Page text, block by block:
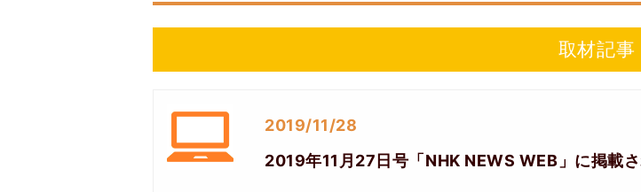
取材記事
2019/11/28
2019年11月27日号「NHK NEWS WEB」に掲載